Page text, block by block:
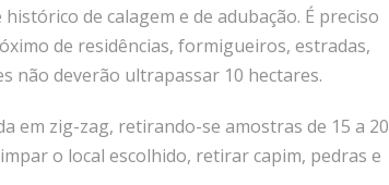
de calagem e de adubação. É preciso
de residências, formigueiros, estradas,
não deverão ultrapassar 10 hectares.
em zig-zag, retirando-se amostras de 15 a 20
o local escolhido, retirar capim, pedras e